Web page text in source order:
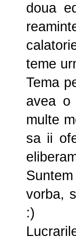
doua
teme
Tema
avea o
multe
sa ii
vorba,
:)